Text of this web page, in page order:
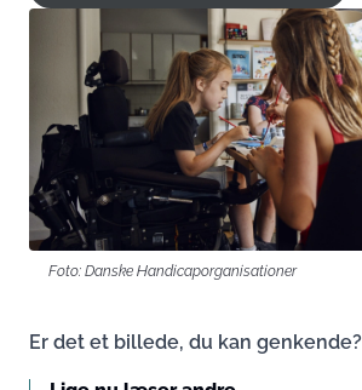
Foto: Danske Handicaporganisationer
Er det et billede, du kan genkende?